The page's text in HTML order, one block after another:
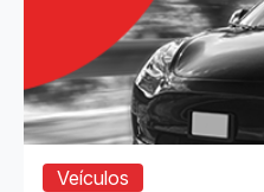
Veículos